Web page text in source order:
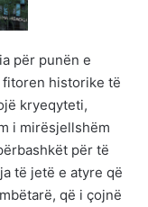
për punën e
historike të
kryeqyteti,
i mirësjellshëm
për të
të jetë e atyre që
që i çojnë